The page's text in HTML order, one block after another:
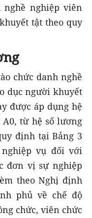
nghề nghiệp viên
tật theo quy
chức danh nghề
dục người khuyết
được áp dụng hệ
từ hệ số lương
định tại Bảng 3
vụ đối với
đơn vị sự nghiệp
theo Nghị định
phủ về chế độ
chức, viên chức